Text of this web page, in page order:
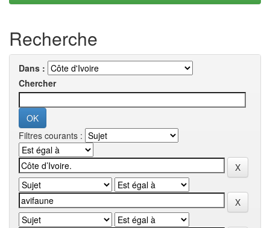
Recherche
Dans :
Chercher
Filtres courants :